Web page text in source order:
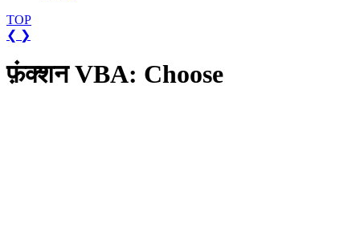
TOP
❮ ❯
फ़ंक्शन VBA: Choose